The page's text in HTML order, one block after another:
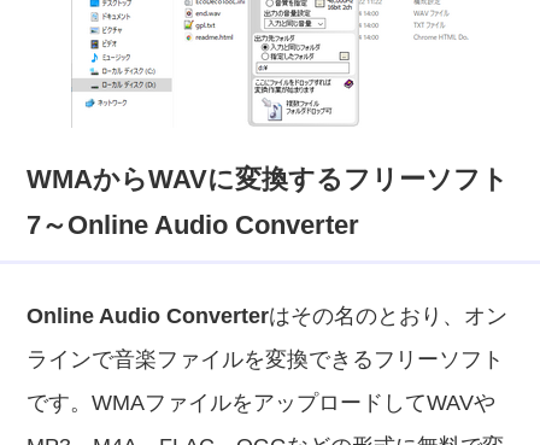
WMAからWAVに変換するフリーソフト
7～Online Audio Converter
Online Audio Converterはその名のとおり、オン
ラインで音楽ファイルを変換できるフリーソフト
です。WMAファイルをアップロードしてWAVや